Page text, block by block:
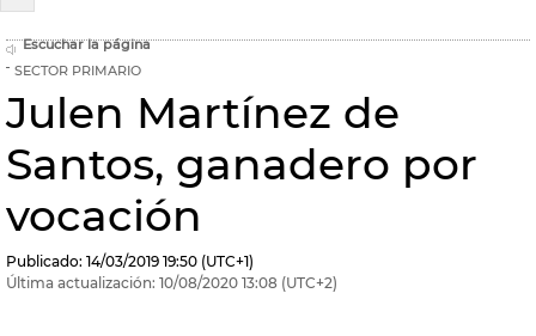
Escuchar la página
SECTOR PRIMARIO
Julen Martínez de
Santos, ganadero por
vocación
Publicado: 14/03/2019 19:50 (UTC+1)
Última actualización: 10/08/2020 13:08 (UTC+2)